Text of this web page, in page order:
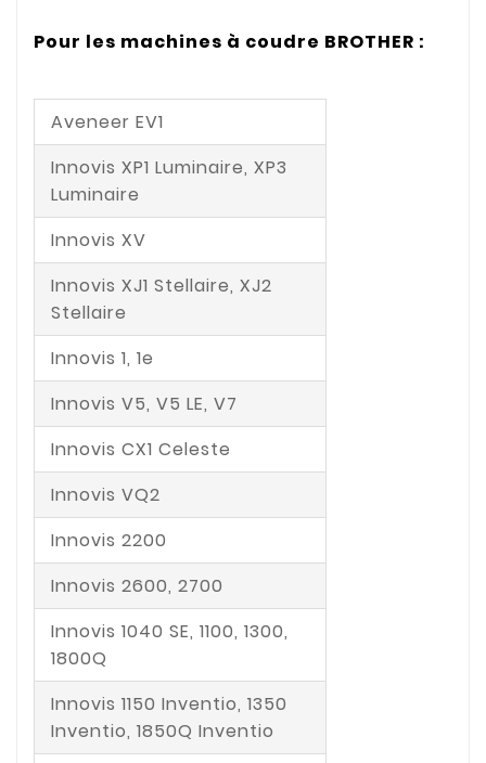
Pour les machines à coudre BROTHER :
Aveneer EV1
Innovis XP1 Luminaire, XP3
Luminaire
Innovis XV
Innovis XJ1 Stellaire, XJ2
Stellaire
Innovis 1, 1e
Innovis V5, V5 LE, V7
Innovis CX1 Celeste
Innovis VQ2
Innovis 2200
Innovis 2600, 2700
Innovis 1040 SE, 1100, 1300,
1800Q
Innovis 1150 Inventio, 1350
Inventio, 1850Q Inventio